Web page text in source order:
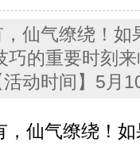
仙气缭绕！如
巧的重要时刻
动时间】5月
仙气缭绕！